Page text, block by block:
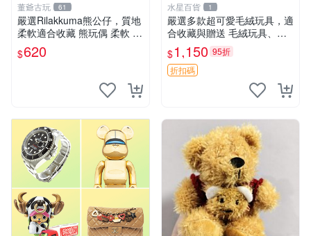
董爺古玩 61
嚴選Rilakkuma熊公仔，質地
柔軟適合收藏 熊玩偶 柔軟 公
仔 收藏
$620
水星百貨 1
嚴選多款超可愛毛絨玩具，適
合收藏與贈送 毛絨玩具、抱
枕、公仔
$1,150 95折
折扣碼